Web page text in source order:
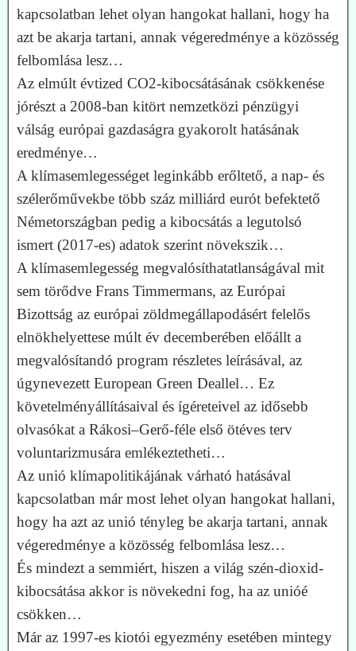
kapcsolatban lehet olyan hangokat hallani, hogy ha
azt be akarja tartani, annak végeredménye a közösség
felbomlása lesz…
Az elmúlt évtized CO2-kibocsátásának csökkenése
jórészt a 2008-ban kitört nemzetközi pénzügyi
válság európai gazdaságra gyakorolt hatásának
eredménye…
A klímasemlegességet leginkább erőltető, a nap- és
szélerőművekbe több száz milliárd eurót befektető
Németországban pedig a kibocsátás a legutolsó
ismert (2017-es) adatok szerint növekszik…
A klímasemlegesség megvalósíthatatlanságával mit
sem törődve Frans Timmermans, az Európai
Bizottság az európai zöldmegállapodásért felelős
elnökhelyettese múlt év decemberében előállt a
megvalósítandó program részletes leírásával, az
úgynevezett European Green Deallel… Ez
követelményállításaival és ígéreteivel az idősebb
olvasókat a Rákosi–Gerő-féle első ötéves terv
voluntarizmusára emlékeztetheti…
Az unió klímapolitikájának várható hatásával
kapcsolatban már most lehet olyan hangokat hallani,
hogy ha azt az unió tényleg be akarja tartani, annak
végeredménye a közösség felbomlása lesz…
És mindezt a semmiért, hiszen a világ szén-dioxid-
kibocsátása akkor is növekedni fog, ha az unióé
csökken…
Már az 1997-es kiotói egyezmény esetében mintegy